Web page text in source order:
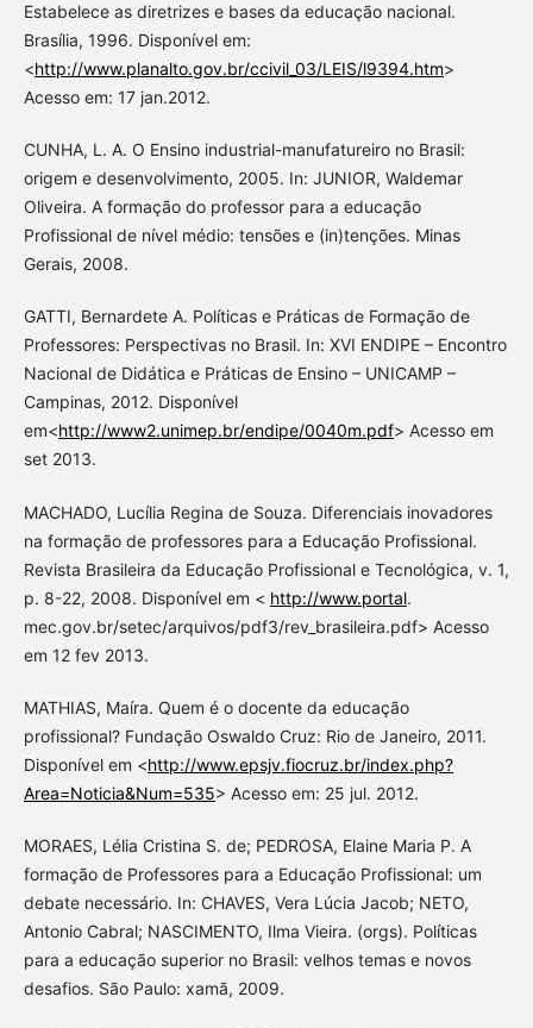
Estabelece as diretrizes e bases da educação nacional.
Brasília, 1996. Disponível em:
<http://www.planalto.gov.br/ccivil_03/LEIS/l9394.htm>
Acesso em: 17 jan.2012.
CUNHA, L. A. O Ensino industrial-manufatureiro no Brasil:
origem e desenvolvimento, 2005. In: JUNIOR, Waldemar
Oliveira. A formação do professor para a educação
Profissional de nível médio: tensões e (in)tenções. Minas
Gerais, 2008.
GATTI, Bernardete A. Políticas e Práticas de Formação de
Professores: Perspectivas no Brasil. In: XVI ENDIPE – Encontro
Nacional de Didática e Práticas de Ensino – UNICAMP –
Campinas, 2012. Disponível
em<http://www2.unimep.br/endipe/0040m.pdf> Acesso em
set 2013.
MACHADO, Lucília Regina de Souza. Diferenciais inovadores
na formação de professores para a Educação Profissional.
Revista Brasileira da Educação Profissional e Tecnológica, v. 1,
p. 8-22, 2008. Disponível em < http://www.portal.
mec.gov.br/setec/arquivos/pdf3/rev_brasileira.pdf> Acesso
em 12 fev 2013.
MATHIAS, Maíra. Quem é o docente da educação
profissional? Fundação Oswaldo Cruz: Rio de Janeiro, 2011.
Disponível em <http://www.epsjv.fiocruz.br/index.php?
Area=Noticia&Num=535> Acesso em: 25 jul. 2012.
MORAES, Lélia Cristina S. de; PEDROSA, Elaine Maria P. A
formação de Professores para a Educação Profissional: um
debate necessário. In: CHAVES, Vera Lúcia Jacob; NETO,
Antonio Cabral; NASCIMENTO, Ilma Vieira. (orgs). Políticas
para a educação superior no Brasil: velhos temas e novos
desafios. São Paulo: xamã, 2009.